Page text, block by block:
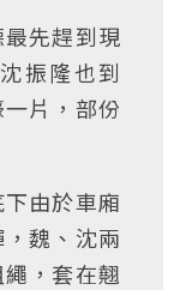
先趕到現
振隆也到
片，部份
由於車廂
魏、沈兩
，套在翹